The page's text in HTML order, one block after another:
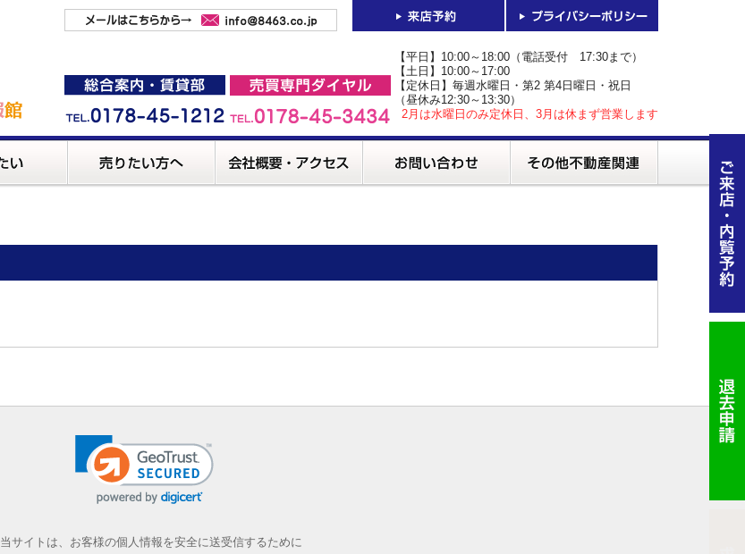
【平日】10:00～18:00（電話受付 17:30まで）
【土日】10:00～17:00
【定休日】毎週水曜日・第2 第4日曜日・祝日
（昼休み12:30～13:30）
2月は水曜日のみ定休日、3月は休まず営業します
当サイトは、お客様の個人情報を安全に送受信するために